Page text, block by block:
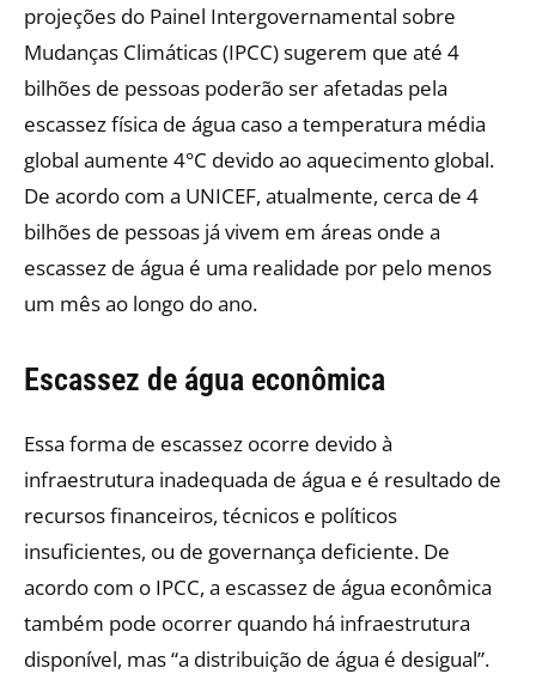
projeções do Painel Intergovernamental sobre
Mudanças Climáticas (IPCC) sugerem que até 4
bilhões de pessoas poderão ser afetadas pela
escassez física de água caso a temperatura média
global aumente 4°C devido ao aquecimento global.
De acordo com a UNICEF, atualmente, cerca de 4
bilhões de pessoas já vivem em áreas onde a
escassez de água é uma realidade por pelo menos
um mês ao longo do ano.
Escassez de água econômica
Essa forma de escassez ocorre devido à
infraestrutura inadequada de água e é resultado de
recursos financeiros, técnicos e políticos
insuficientes, ou de governança deficiente. De
acordo com o IPCC, a escassez de água econômica
também pode ocorrer quando há infraestrutura
disponível, mas “a distribuição de água é desigual”.